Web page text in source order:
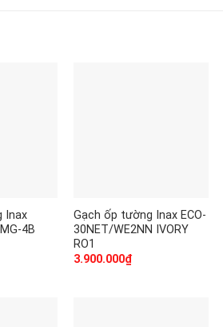
Inax
4B
Gạch ốp tường Inax ECO-
30NET/WE2NN IVORY
RO1
3.900.000₫